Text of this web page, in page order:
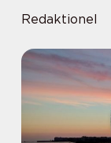
Redaktionel